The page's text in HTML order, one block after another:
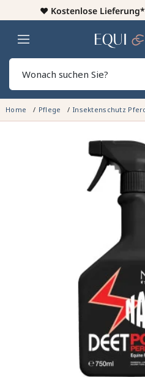
♥️ Kostenlose
Heim
Home Pflege Insektenschutz